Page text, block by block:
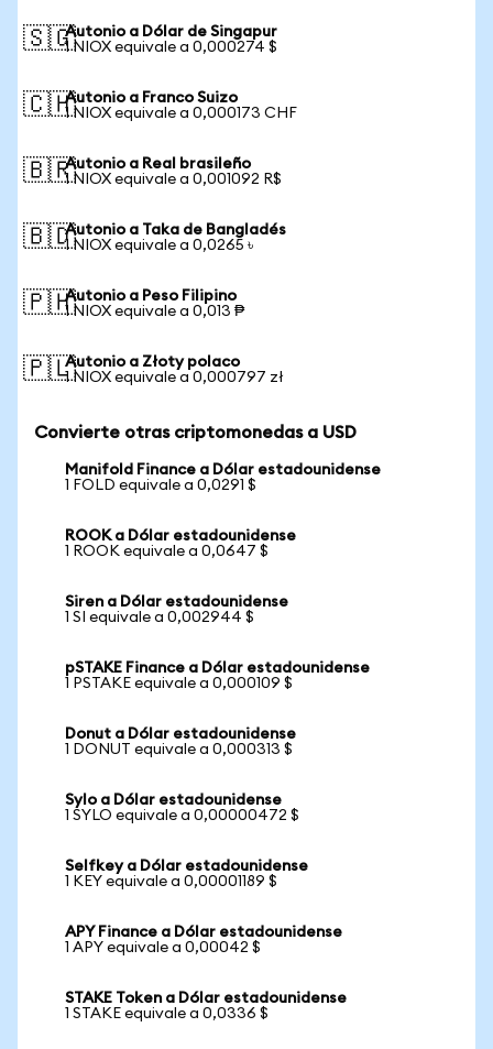
🇸🇬Autonio a Dólar de Singapur
1 NIOX equivale a 0,000274 $
🇨🇭Autonio a Franco Suizo
1 NIOX equivale a 0,000173 CHF
🇧🇷Autonio a Real brasileño
1 NIOX equivale a 0,001092 R$
🇧🇩Autonio a Taka de Bangladés
1 NIOX equivale a 0,0265 ৳
🇵🇭Autonio a Peso Filipino
1 NIOX equivale a 0,013 ₱
🇵🇱Autonio a Złoty polaco
1 NIOX equivale a 0,000797 zł
Convierte otras criptomonedas a USD
Manifold Finance a Dólar estadounidense
1 FOLD equivale a 0,0291 $
ROOK a Dólar estadounidense
1 ROOK equivale a 0,0647 $
Siren a Dólar estadounidense
1 SI equivale a 0,002944 $
pSTAKE Finance a Dólar estadounidense
1 PSTAKE equivale a 0,000109 $
Donut a Dólar estadounidense
1 DONUT equivale a 0,000313 $
Sylo a Dólar estadounidense
1 SYLO equivale a 0,00000472 $
Selfkey a Dólar estadounidense
1 KEY equivale a 0,00001189 $
APY Finance a Dólar estadounidense
1 APY equivale a 0,00042 $
STAKE Token a Dólar estadounidense
1 STAKE equivale a 0,0336 $